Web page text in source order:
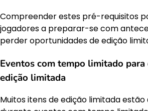
Compreender estes pré-requisitos
jogadores a preparar-se com
perder oportunidades de edição
Eventos com tempo limitado
edição limitada
Muitos itens de edição limitada